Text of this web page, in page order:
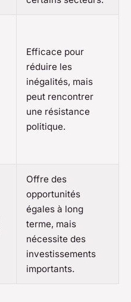
Efficace pour
réduire les
inégalités, mais
peut rencontrer
une résistance
politique.
Offre des
opportunités
égales à long
terme, mais
nécessite des
investissements
importants.